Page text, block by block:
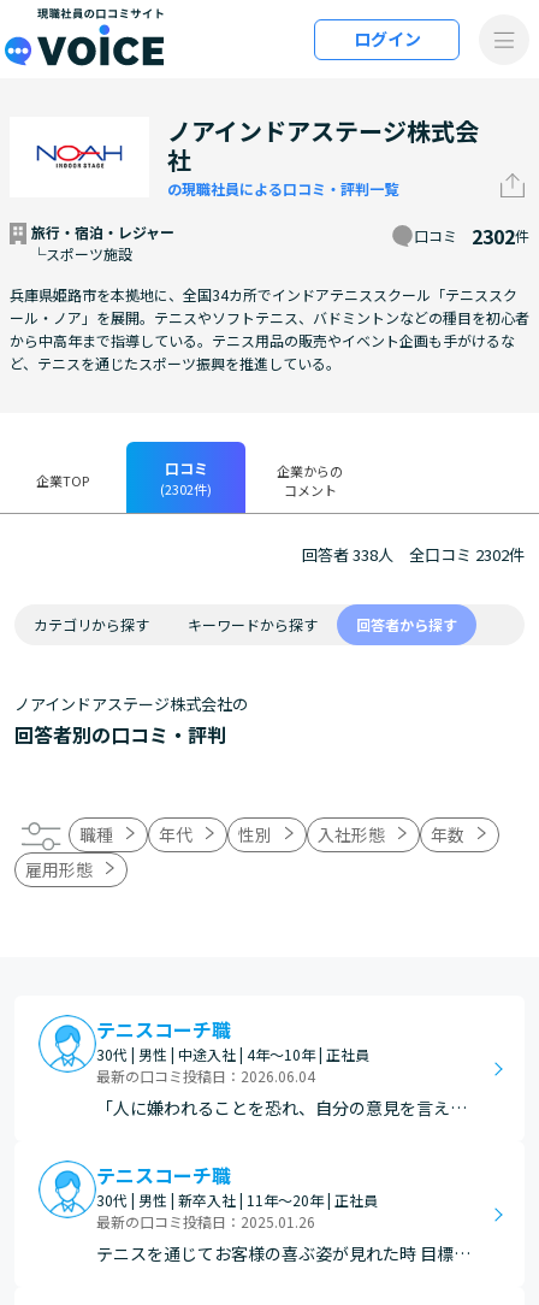
メインコンテンツにスキップ
ログイン
ノアインドアステージ株式会
社
の現職社員による口コミ・評判一覧
旅行・宿泊・レジャー
└スポーツ施設
口コミ 2302件
兵庫県姫路市を本拠地に、全国34カ所でインドアテニススクール「テニススク
ール・ノア」を展開。テニスやソフトテニス、バドミントンなどの種目を初心者
から中高年まで指導している。テニス用品の販売やイベント企画も手がけるな
ど、テニスを通じたスポーツ振興を推進している。
企業TOP
口コミ
(2302件)
企業からの
コメント
回答者 338人 全口コミ 2302件
カテゴリから探す キーワードから探す 回答者から探す
ノアインドアステージ株式会社の
回答者別の口コミ・評判
職種 年代 性別 入社形態
年数
雇用形態
テニスコーチ職
30代 | 男性 | 中途入社 | 4年～10年 | 正社員
最新の口コミ投稿日：2026.06.04
「人に嫌われることを恐れ、自分の意見を言えな
を持ってチームを牽引するリーダー」へと精神的
なブレイクスルーを果たせたことです。 かつての
私は、メンバーに厳しいことも言えず、結果が出
なくても悔しさ…
テニスコーチ職
30代 | 男性 | 新卒入社 | 11年～20年 | 正社員
最新の口コミ投稿日：2025.01.26
テニスを通じてお客様の喜ぶ姿が見れた時 目標の